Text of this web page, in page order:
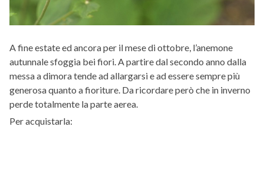
A fine estate ed ancora per il mese di ottobre, l’anemone
autunnale sfoggia bei fiori. A partire dal secondo anno dalla
messa a dimora tende ad allargarsi e ad essere sempre più
generosa quanto a fioriture. Da ricordare però che in inverno
perde totalmente la parte aerea.
Per acquistarla: